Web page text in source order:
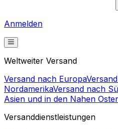
Anmelden
Weltweiter Versand
Versand nach Europa
NordamerikaVersand nach
Asien und in den Nahen
Versanddienstleistungen